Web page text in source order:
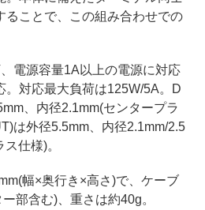
ることで、この組み合わせでの
電源容量1A以上の電源に対応
。対応最大負荷は125W/5A。D
、内径2.1mm(センタープラ
は外径5.5mm、内径2.1mm/2.5
仕様)。
幅×奥行き×高さ)で、ケーブ
部含む)、重さは約40g。